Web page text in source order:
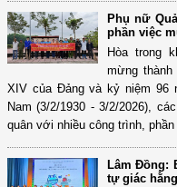
Phụ nữ
phần việc
Hòa trong
mừng
XIV của Đảng và kỷ niệm 96
Nam (3/2/1930 - 3/2/2026),
quân với nhiều công trình,
Lâm Đồng:
tự giác